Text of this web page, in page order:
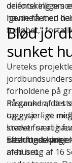
de forskellige
igennem med
orientering om
havde fået en
forløbet,”
Blød
sunket
Ureteks
forholdene på
mistanken, da
og gytje – et
kræver særlig
sætningsskader.
På grund af det
tage særlige
stedet for at
besluttede
af huset.
med brug af 16